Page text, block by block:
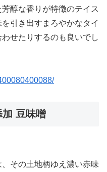
醇な香りが特徴のテイス
引き出すまろやかなタイ
せたりするのも良いでし
豆味噌
その土地柄ゆえ濃い赤味